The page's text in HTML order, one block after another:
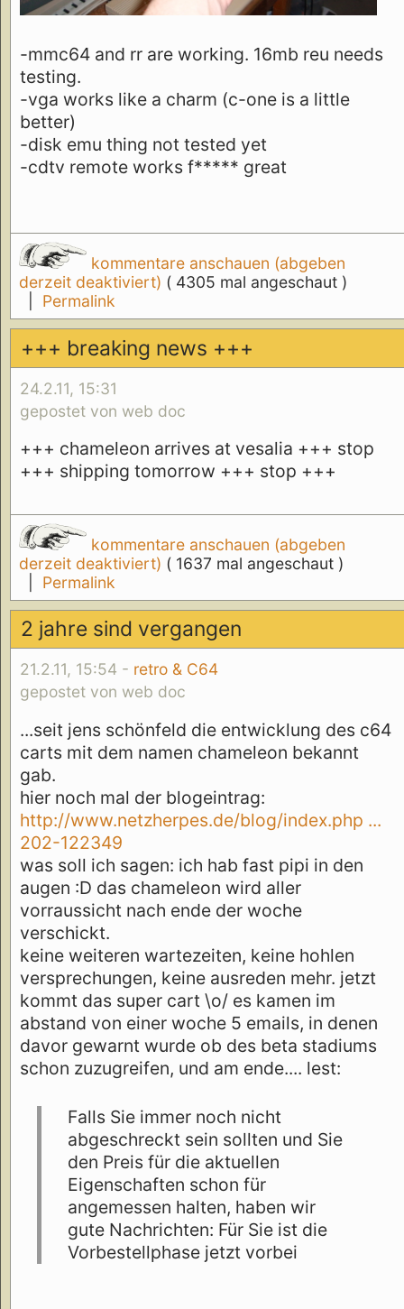
-mmc64 and rr are working. 16mb reu needs
testing.
-vga works like a charm (c-one is a little
better)
-disk emu thing not tested yet
-cdtv remote works f***** great
kommentare anschauen (abgeben
derzeit deaktiviert) ( 4305 mal angeschaut )
Permalink
+++ breaking news +++
24.2.11, 15:31
gepostet von web doc
+++ chameleon arrives at vesalia +++ stop
+++ shipping tomorrow +++ stop +++
kommentare anschauen (abgeben
derzeit deaktiviert) ( 1637 mal angeschaut )
Permalink
2 jahre sind vergangen
21.2.11, 15:54 - retro & C64
gepostet von web doc
...seit jens schönfeld die entwicklung des c64
carts mit dem namen chameleon bekannt
gab.
hier noch mal der blogeintrag:
http://www.netzherpes.de/blog/index.php ...
202-122349
was soll ich sagen: ich hab fast pipi in den
augen :D das chameleon wird aller
vorraussicht nach ende der woche
verschickt.
keine weiteren wartezeiten, keine hohlen
versprechungen, keine ausreden mehr. jetzt
kommt das super cart \o/ es kamen im
abstand von einer woche 5 emails, in denen
davor gewarnt wurde ob des beta stadiums
schon zuzugreifen, und am ende.... lest:
Falls Sie immer noch nicht
abgeschreckt sein sollten und Sie
den Preis für die aktuellen
Eigenschaften schon für
angemessen halten, haben wir
gute Nachrichten: Für Sie ist die
Vorbestellphase jetzt vorbei